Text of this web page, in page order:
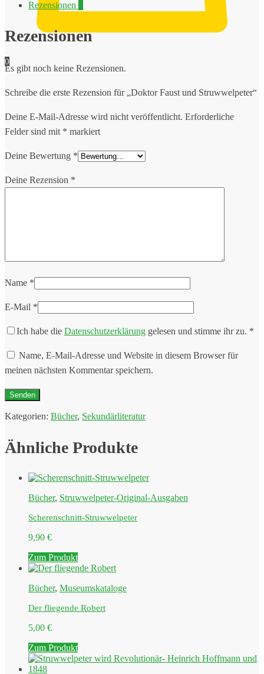
0
Rezensionen
Rezensionen
Es gibt noch keine Rezensionen.
Schreibe die erste Rezension für „Doktor Faust und Struwwelpeter“
Deine E-Mail-Adresse wird nicht veröffentlicht. Erforderliche
Felder sind mit * markiert
Deine Bewertung *
Deine Rezension *
Name *
E-Mail *
Ich habe die Datenschutzerklärung gelesen und stimme ihr zu. *
Name, E-Mail-Adresse und Website in diesem Browser für
meinen nächsten Kommentar speichern.
Kategorien: Bücher, Sekundärliteratur
Ähnliche Produkte
Bücher, Struwwelpeter-Original-Ausgaben
Scherenschnitt-Struwwelpeter
9,90 €
Zum Produkt
Bücher, Museumskataloge
Der fliegende Robert
5,00 €
Zum Produkt